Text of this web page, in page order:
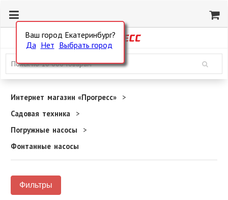
Ваш город Екатеринбург?
Да Нет Выбрать город
Интернет магазин «Прогресс»
Садовая техника
Погружные насосы
Фонтанные насосы
Фильтры